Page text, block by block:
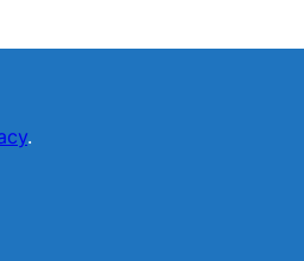
.